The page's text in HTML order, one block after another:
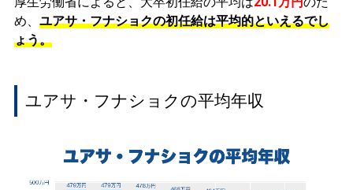
め、 ユアサ・フナショクの初任給は平均的といえるでし
ょう。
ユアサ・フナショクの平均年収